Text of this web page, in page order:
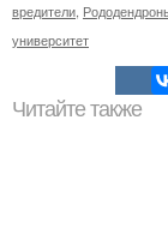
вредители
университет
Читайте также